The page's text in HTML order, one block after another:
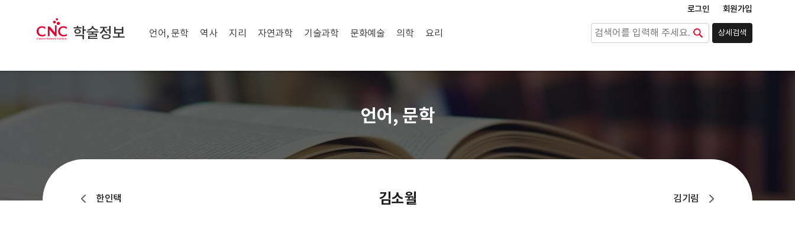
메뉴 열기
로그인 회원가입
언어, 문학 역사 지리 자연과학 기술과학 문화예술 의학 요리 검색 상세검색
언어, 문학
김소월
한인택 김기림